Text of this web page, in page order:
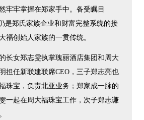
牢牢掌握在郑家手中。备受瞩目
是郑氏家族企业和财富完整系统的接
福创始人家族的一贯传统。
长女郑志雯执掌瑰丽酒店集团和周大
担任新联建联席CEO，三子郑志亮也
珠宝，负责北亚业务；郑家成一脉的
一起在周大福珠宝工作，次子郑志谦